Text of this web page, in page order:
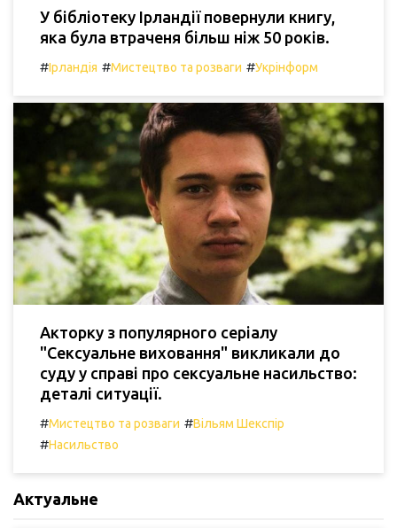
У бібліотеку Ірландії повернули книгу,
яка була втраченя більш ніж 50 років.
#Ірландія #Мистецтво та розваги #Укрінформ
Акторку з популярного серіалу
"Сексуальне виховання" викликали до
суду у справі про сексуальне насильство:
деталі ситуації.
#Мистецтво та розваги #Вільям Шекспір
#Насильство
Актуальне